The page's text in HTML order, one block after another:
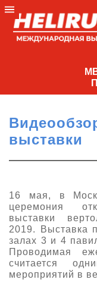
4-
МВЦ
Экспо"
Павильон
2,
5
+7
(495)
477-
33-81
О выставке
выставки
16 мая, в
церемония
выставки
2019. Выставка
залах 3 и 4
Проводимая
считается
мероприятий в